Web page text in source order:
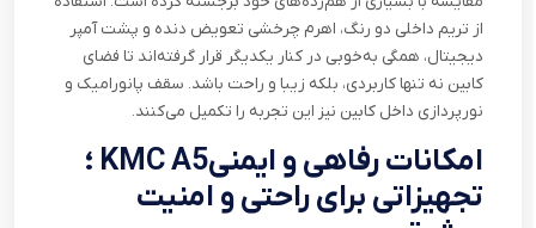
از تریم داخلی دو رنگ، اهرم چرخشی تعویض دنده و پشت آمپر
دیجیتال، همگی به‌خوبی در کنار یکدیگر قرار گرفته‌اند تا فضای
کابین نه تنها کاربردی، بلکه زیبا و راحت باشد. سقف پانورامیک و
نورپردازی داخل کابین نیز این تجربه را تکمیل می‌کنند.
امکانات رفاهی و ایمنیKMC A5 ؛
تجهیزاتی برای راحتی و امنیت